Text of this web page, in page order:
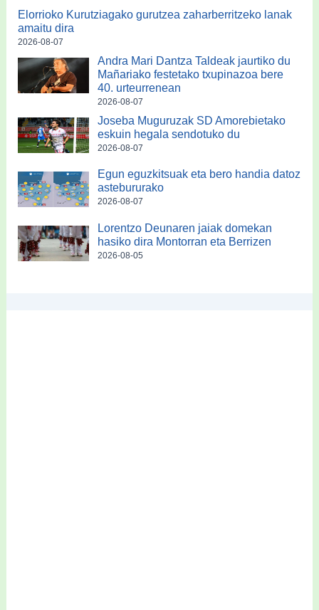
Elorrioko Kurutziagako gurutzea zaharberritzeko lanak
amaitu dira
2026-08-07
Andra Mari Dantza Taldeak jaurtiko du
Mañariako festetako txupinazoa bere
40. urteurrenean
2026-08-07
Joseba Muguruzak SD Amorebietako
eskuin hegala sendotuko du
2026-08-07
Egun eguzkitsuak eta bero handia datoz
astebururako
2026-08-07
Lorentzo Deunaren jaiak domekan
hasiko dira Montorran eta Berrizen
2026-08-05